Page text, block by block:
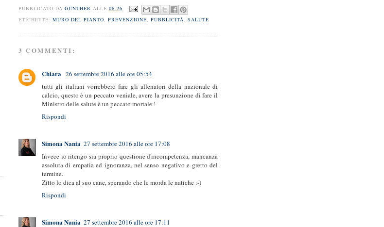
PUBBLICATO DAGÜNTHER ALLE06:26
ETICHETTE:MURO DEL PIANTO,PREVENZIONE, PUBBLICITÀ, SALUTE
3 COMMENTI:
Chiara 26 settembre 2016 alle ore 05:54
tutti gli italiani vorrebbero fare gli allenatori della nazionale di
calcio, questo è un peccato veniale, avere la presunzione di fare il
Ministro delle salute è un peccato mortale !
Rispondi
Simona Nania 27 settembre 2016 alle ore 17:08
Invece io ritengo sia proprio questione d'incompetenza, mancanza
assoluta di empatia ed ignoranza, nel senso negativo e gretto del
termine.
Zitto lo dica al suo cane, sperando che le morda le natiche :-)
Rispondi
Simona Nania 27 settembre 2016 alle ore 17:11